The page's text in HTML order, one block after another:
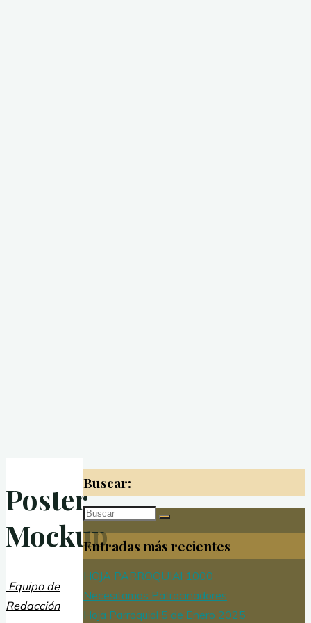
Poster
Mockup
Equipo de
Redacción
Buscar:
Buscar:
Entradas más recientes
HOJA PARROQUIAl 1000
Necesitamos Patrocinadores
Hoja Parroquial 5 de Enero 2025